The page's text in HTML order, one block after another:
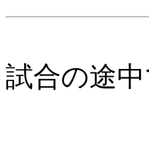
試合の途